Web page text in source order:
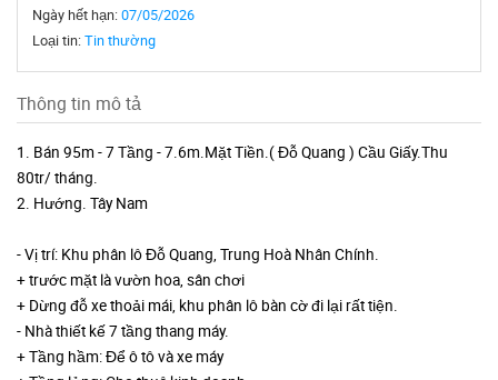
Ngày hết hạn:07/05/2026
Loại tin:Tin thường
Thông tin mô tả
1. Bán 95m - 7 Tầng - 7.6m.Mặt Tiền.( Đỗ Quang ) Cầu Giấy.Thu
80tr/ tháng.
2. Hướng. Tây Nam
- Vị trí: Khu phân lô Đỗ Quang, Trung Hoà Nhân Chính.
+ trước mặt là vườn hoa, sân chơi
+ Dừng đỗ xe thoải mái, khu phân lô bàn cờ đi lại rất tiện.
- Nhà thiết kế 7 tầng thang máy.
+ Tầng hầm: Để ô tô và xe máy